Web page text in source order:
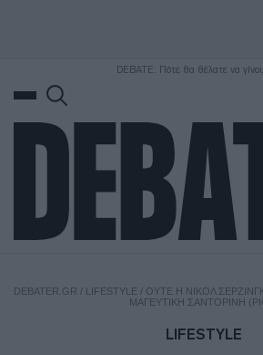
DEBATE: Πότε θα θέλατε να
DEBATER.GR / LIFESTYLE / ΟΎΤΕ Η ΝΙΚΌΛ
ΜΑΓΕΥΤΙΚΉ ΣΑΝΤΟΡΊΝΗ
LIFESTYLE